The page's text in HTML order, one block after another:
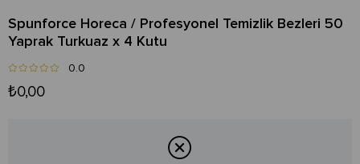
Spunforce Horeca / Profesyonel Temizlik Bezleri 50
Yaprak Turkuaz x 4 Kutu
0.0
₺0,00